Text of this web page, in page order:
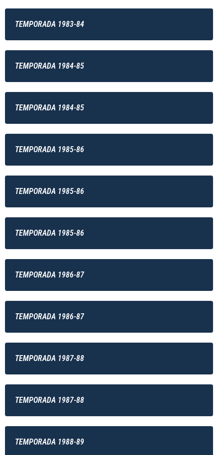
TEMPORADA 1983-84
TEMPORADA 1984-85
TEMPORADA 1984-85
TEMPORADA 1985-86
TEMPORADA 1985-86
TEMPORADA 1985-86
TEMPORADA 1986-87
TEMPORADA 1986-87
TEMPORADA 1987-88
TEMPORADA 1987-88
TEMPORADA 1988-89